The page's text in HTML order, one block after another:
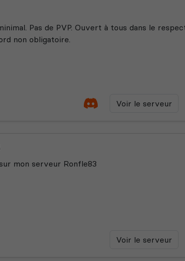
Pas de PVP. Ouvert à tous dans le
non obligatoire.
Voir le serveur
mon serveur Ronfle83
Voir le serveur